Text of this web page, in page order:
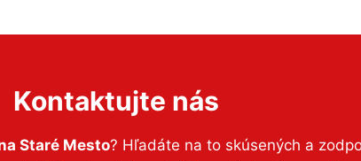
Kontaktujte nás
Staré Mesto? Hľadáte na to skúsených a